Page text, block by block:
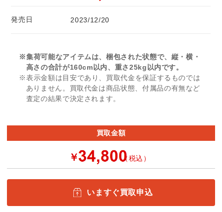
発売日 2023/12/20
※集荷可能なアイテムは、梱包された状態で、縦・横・
高さの合計が160cm以内、重さ25kg以内です。
※表示金額は目安であり、買取代金を保証するものでは
ありません。買取代金は商品状態、付属品の有無など
査定の結果で決定されます。
買取金額
￥ （税込）
いますぐ買取申込